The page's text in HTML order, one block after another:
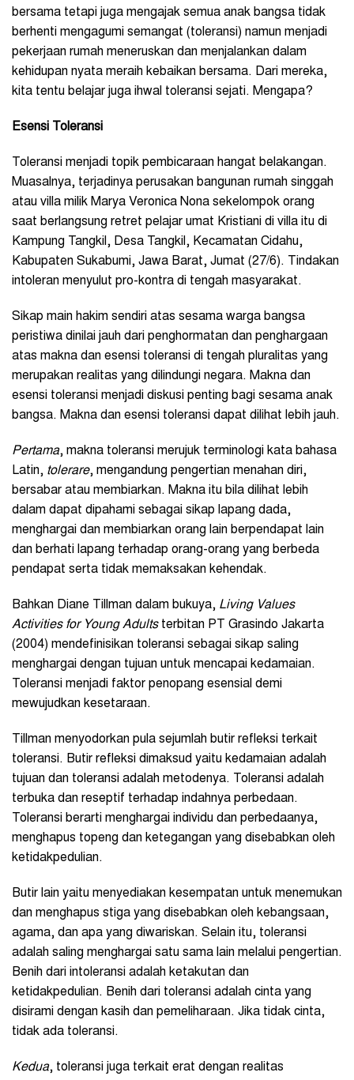
bersama tetapi juga mengajak semua anak bangsa tidak
berhenti mengagumi semangat (toleransi) namun menjadi
pekerjaan rumah meneruskan dan menjalankan dalam
kehidupan nyata meraih kebaikan bersama. Dari mereka,
kita tentu belajar juga ihwal toleransi sejati. Mengapa?
Esensi Toleransi
Toleransi menjadi topik pembicaraan hangat belakangan.
Muasalnya, terjadinya perusakan bangunan rumah singgah
atau villa milik Marya Veronica Nona sekelompok orang
saat berlangsung retret pelajar umat Kristiani di villa itu di
Kampung Tangkil, Desa Tangkil, Kecamatan Cidahu,
Kabupaten Sukabumi, Jawa Barat, Jumat (27/6). Tindakan
intoleran menyulut pro-kontra di tengah masyarakat.
Sikap main hakim sendiri atas sesama warga bangsa
peristiwa dinilai jauh dari penghormatan dan penghargaan
atas makna dan esensi toleransi di tengah pluralitas yang
merupakan realitas yang dilindungi negara. Makna dan
esensi toleransi menjadi diskusi penting bagi sesama anak
bangsa. Makna dan esensi toleransi dapat dilihat lebih jauh.
Pertama, makna toleransi merujuk terminologi kata bahasa
Latin, tolerare, mengandung pengertian menahan diri,
bersabar atau membiarkan. Makna itu bila dilihat lebih
dalam dapat dipahami sebagai sikap lapang dada,
menghargai dan membiarkan orang lain berpendapat lain
dan berhati lapang terhadap orang-orang yang berbeda
pendapat serta tidak memaksakan kehendak.
Bahkan Diane Tillman dalam bukuya, Living Values
Activities for Young Adultsterbitan PT Grasindo Jakarta
(2004) mendefinisikan toleransi sebagai sikap saling
menghargai dengan tujuan untuk mencapai kedamaian.
Toleransi menjadi faktor penopang esensial demi
mewujudkan kesetaraan.
Tillman menyodorkan pula sejumlah butir refleksi terkait
toleransi. Butir refleksi dimaksud yaitu kedamaian adalah
tujuan dan toleransi adalah metodenya. Toleransi adalah
terbuka dan reseptif terhadap indahnya perbedaan.
Toleransi berarti menghargai individu dan perbedaanya,
menghapus topeng dan ketegangan yang disebabkan oleh
ketidakpedulian.
Butir lain yaitu menyediakan kesempatan untuk menemukan
dan menghapus stiga yang disebabkan oleh kebangsaan,
agama, dan apa yang diwariskan. Selain itu, toleransi
adalah saling menghargai satu sama lain melalui pengertian.
Benih dari intoleransi adalah ketakutan dan
ketidakpedulian. Benih dari toleransi adalah cinta yang
disirami dengan kasih dan pemeliharaan. Jika tidak cinta,
tidak ada toleransi.
Kedua, toleransi juga terkait erat dengan realitas